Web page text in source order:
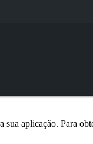
sua aplicação. Para